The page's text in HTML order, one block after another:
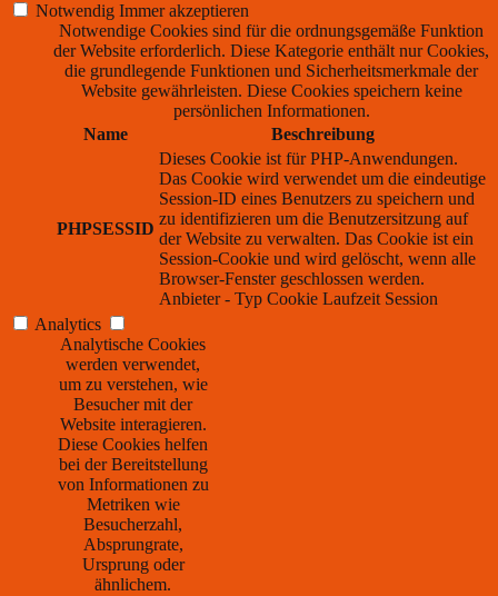
Notwendig Immer akzeptieren
Notwendige Cookies sind für die ordnungsgemäße Funktion
der Website erforderlich. Diese Kategorie enthält nur Cookies,
die grundlegende Funktionen und Sicherheitsmerkmale der
Website gewährleisten. Diese Cookies speichern keine
persönlichen Informationen.
Name
Beschreibung
PHPSESSID
Dieses Cookie ist für PHP-Anwendungen.
Das Cookie wird verwendet um die eindeutige
Session-ID eines Benutzers zu speichern und
zu identifizieren um die Benutzersitzung auf
der Website zu verwalten. Das Cookie ist ein
Session-Cookie und wird gelöscht, wenn alle
Browser-Fenster geschlossen werden.
Anbieter - Typ Cookie Laufzeit Session
Analytics
Analytische Cookies
werden verwendet,
um zu verstehen, wie
Besucher mit der
Website interagieren.
Diese Cookies helfen
bei der Bereitstellung
von Informationen zu
Metriken wie
Besucherzahl,
Absprungrate,
Ursprung oder
ähnlichem.